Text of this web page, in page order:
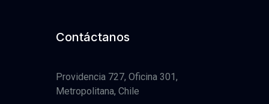
Contáctanos
Providencia 727, Oficina 301,
Metropolitana, Chile